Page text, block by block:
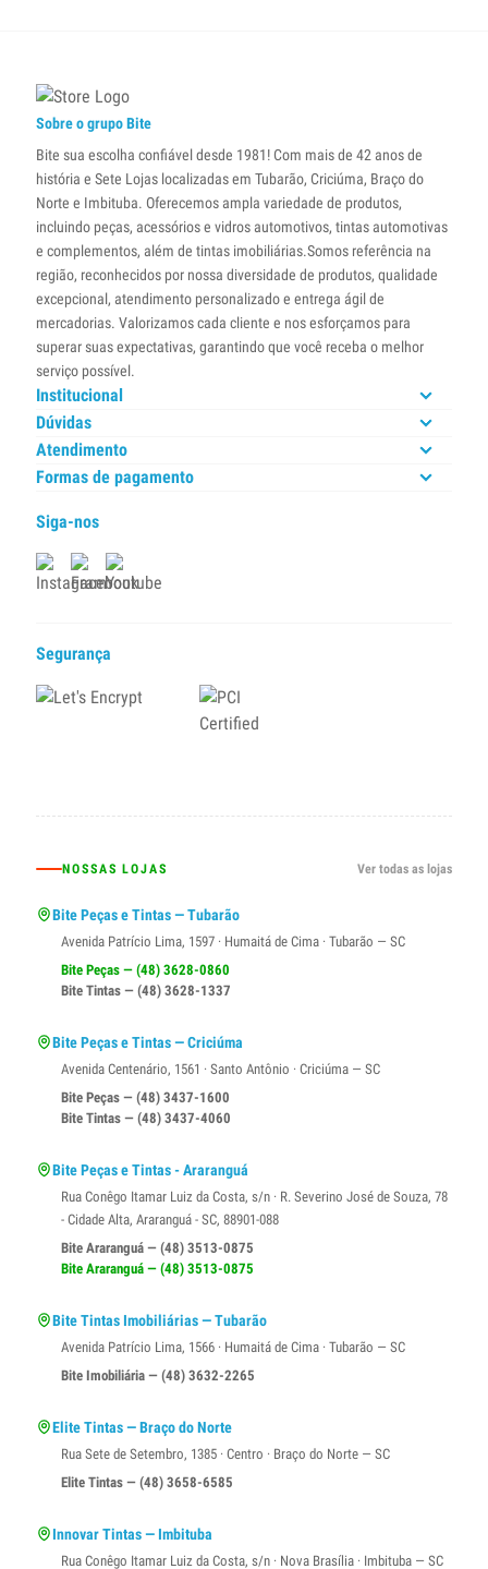
Sobre o grupo Bite
Bite sua escolha confiável desde 1981! Com mais de 42 anos de
história e Sete Lojas localizadas em Tubarão, Criciúma, Braço do
Norte e Imbituba. Oferecemos ampla variedade de produtos,
incluindo peças, acessórios e vidros automotivos, tintas automotivas
e complementos, além de tintas imobiliárias.Somos referência na
região, reconhecidos por nossa diversidade de produtos, qualidade
excepcional, atendimento personalizado e entrega ágil de
mercadorias. Valorizamos cada cliente e nos esforçamos para
superar suas expectativas, garantindo que você receba o melhor
serviço possível.
Institucional
Dúvidas
Atendimento
Formas de pagamento
Siga-nos
Segurança
NOSSAS LOJAS Ver todas as lojas
Bite Peças e Tintas — Tubarão
Avenida Patrício Lima, 1597 · Humaitá de Cima · Tubarão — SC
Bite Peças — (48) 3628-0860
Bite Tintas — (48) 3628-1337
Bite Peças e Tintas — Criciúma
Avenida Centenário, 1561 · Santo Antônio · Criciúma — SC
Bite Peças — (48) 3437-1600
Bite Tintas — (48) 3437-4060
Bite Peças e Tintas - Araranguá
Rua Conêgo Itamar Luiz da Costa, s/n · R. Severino José de Souza, 78
- Cidade Alta, Araranguá - SC, 88901-088
Bite Araranguá — (48) 3513-0875
Bite Araranguá — (48) 3513-0875
Bite Tintas Imobiliárias — Tubarão
Avenida Patrício Lima, 1566 · Humaitá de Cima · Tubarão — SC
Bite Imobiliária — (48) 3632-2265
Elite Tintas — Braço do Norte
Rua Sete de Setembro, 1385 · Centro · Braço do Norte — SC
Elite Tintas — (48) 3658-6585
Innovar Tintas — Imbituba
Rua Conêgo Itamar Luiz da Costa, s/n · Nova Brasília · Imbituba — SC